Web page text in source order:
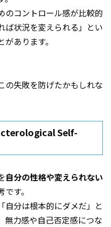
のコントロール感が比較的
ば状況を変えられる」とい
あります。
の失敗を防げたかもしれな
Self-
自分の性格や変えられない
す。
自分は根本的にダメだ」と
無力感や自己否定感につな